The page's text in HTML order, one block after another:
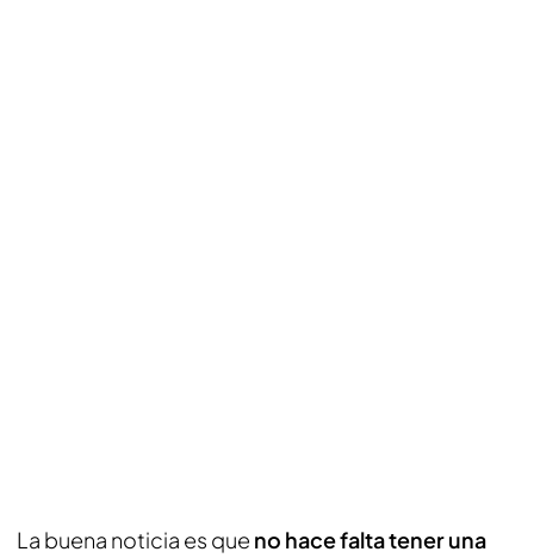
La buena noticia es que no hace falta tener una